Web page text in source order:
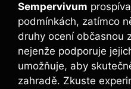
Sempervivum
podmínkách, zatímco
druhy ocení občasnou
nejenže podporuje
umožňuje, aby
zahradě. Zkuste